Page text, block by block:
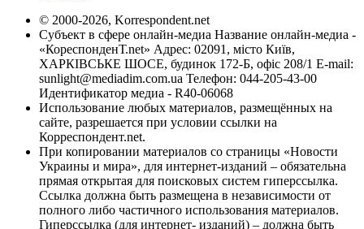
© 2000-2026, Korrespondent.net
Субъект в сфере онлайн-медиа Название онлайн-медиа -
«КореспонденТ.net» Адрес: 02091, місто Київ,
ХАРКІВСЬКЕ ШОСЕ, будинок 172-Б, офіс 208/1 E-mail:
sunlight@mediadim.com.ua Телефон: 044-205-43-00
Идентификатор медиа - R40-06068
Использование любых материалов, размещённых на
сайте, разрешается при условии ссылки на
Корреспондент.net.
При копировании материалов со страницы «Новости
Украины и мира», для интернет-изданий – обязательна
прямая открытая для поисковых систем гиперссылка.
Ссылка должна быть размещена в независимости от
полного либо частичного использования материалов.
Гиперссылка (для интернет- изданий) – должна быть